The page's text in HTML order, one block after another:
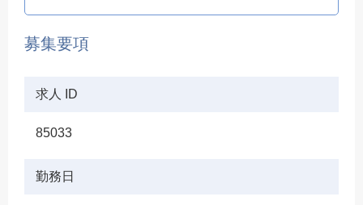
募集要項
求人 ID
85033
勤務日